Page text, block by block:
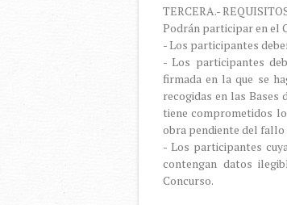
TERCERA.-
Podrán participar en el
- Los participantes
- Los participantes
firmada en la que se
recogidas en las Bases
tiene comprometidos
obra pendiente del
- Los participantes
contengan datos
Concurso.